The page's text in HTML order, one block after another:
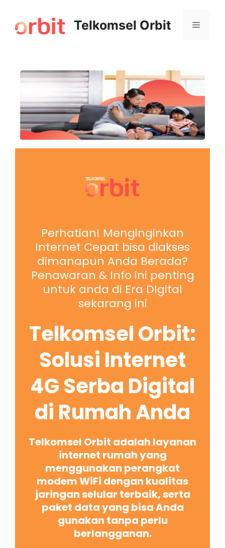
Telkomsel Orbit
Perhatian! Menginginkan
Internet Cepat bisa diakses
dimanapun Anda Berada?
Penawaran & Info ini penting
untuk anda di Era DIgital
sekarang ini
Telkomsel Orbit:
Solusi Internet
4G Serba Digital
di Rumah Anda
Telkomsel Orbit adalah layanan
internet rumah yang
menggunakan perangkat
modem WiFi dengan kualitas
jaringan selular terbaik, serta
paket data yang bisa Anda
gunakan tanpa perlu
berlangganan.